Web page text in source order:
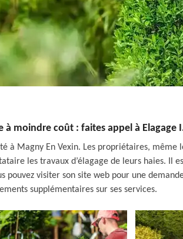
à moindre coût : faites appel à Elagage
à Magny En Vexin. Les propriétaires,
les travaux d’élagage de leurs haies. Il
pouvez visiter son site web pour une
supplémentaires sur ses services.